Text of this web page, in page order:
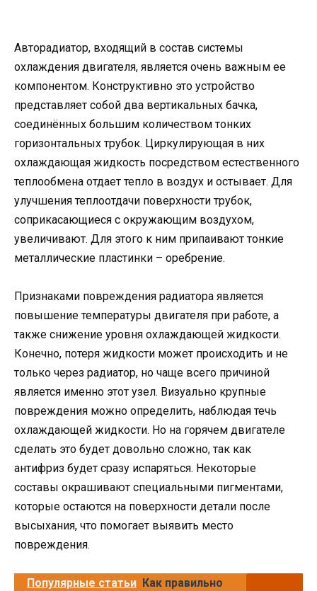
Авторадиатор, входящий в состав системы
охлаждения двигателя, является очень важным ее
компонентом. Конструктивно это устройство
представляет собой два вертикальных бачка,
соединённых большим количеством тонких
горизонтальных трубок. Циркулирующая в них
охлаждающая жидкость посредством естественного
теплообмена отдает тепло в воздух и остывает. Для
улучшения теплоотдачи поверхности трубок,
соприкасающиеся с окружающим воздухом,
увеличивают. Для этого к ним припаивают тонкие
металлические пластинки – оребрение.
Признаками повреждения радиатора является
повышение температуры двигателя при работе, а
также снижение уровня охлаждающей жидкости.
Конечно, потеря жидкости может происходить и не
только через радиатор, но чаще всего причиной
является именно этот узел. Визуально крупные
повреждения можно определить, наблюдая течь
охлаждающей жидкости. Но на горячем двигателе
сделать это будет довольно сложно, так как
антифриз будет сразу испаряться. Некоторые
составы окрашивают специальными пигментами,
которые остаются на поверхности детали после
высыхания, что помогает выявить место
повреждения.
Популярные статьи Как правильно